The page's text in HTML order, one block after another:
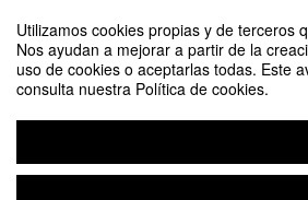
Utilizamos cookies propias y de terceros
Nos ayudan a mejorar a partir de la
uso de cookies o aceptarlas todas. Este
consulta nuestra Política de cookies.